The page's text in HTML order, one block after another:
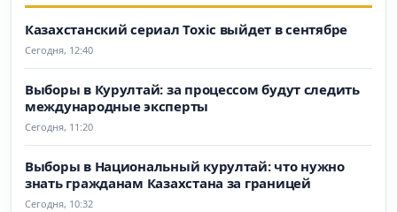
Казахстанский сериал Toxic выйдет в сентябре
Сегодня, 12:40
Выборы в Курултай: за процессом будут следить
международные эксперты
Сегодня, 11:20
Выборы в Национальный курултай: что нужно
знать гражданам Казахстана за границей
Сегодня, 10:32